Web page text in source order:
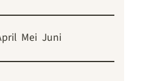
Mei Juni